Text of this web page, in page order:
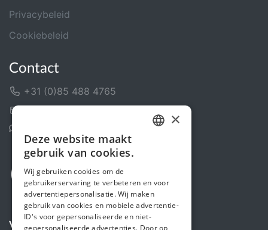
Privacybeleid
Cookiebeleid
Contact
+31 (0)85 488 4765
ENGLISH
×
Deze website maakt
gebruik van cookies.
Wij gebruiken cookies om de
gebruikerservaring te verbeteren en voor
advertentiepersonalisatie. Wij maken
gebruik van cookies en mobiele advertentie-
ID's voor gepersonaliseerde en niet-
gepersonaliseerde advertenties. Door op